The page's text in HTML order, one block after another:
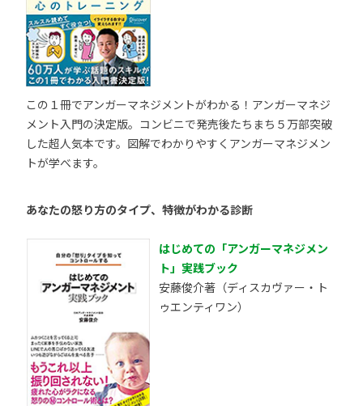
この１冊でアンガーマネジメントがわかる！アンガーマネジ
メント入門の決定版。コンビニで発売後たちまち５万部突破
した超人気本です。図解でわかりやすくアンガーマネジメン
トが学べます。
あなたの怒り方のタイプ、特徴がわかる診断
はじめての「アンガーマネジメン
ト」実践ブック
安藤俊介著（ディスカヴァー・ト
ゥエンティワン）